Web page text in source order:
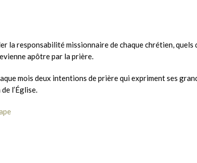
la responsabilité missionnaire de chaque chrétien,
apôtre par la prière.
mois deux intentions de prière qui expriment ses
l’Église.